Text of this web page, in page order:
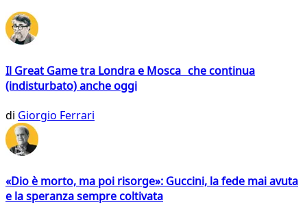
Il Great Game tra Londra e Mosca che continua
(indisturbato) anche oggi
di Giorgio Ferrari
«Dio è morto, ma poi risorge»: Guccini, la fede mai avuta
e la speranza sempre coltivata